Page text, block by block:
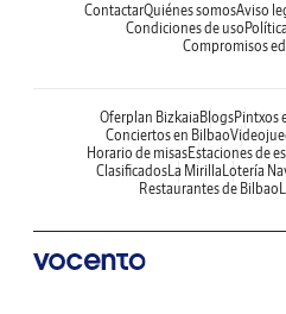
ContactarQuiénes somosAviso
Condiciones de uso
Compromisos
Oferplan Bizkaia BlogsPintxos
Conciertos en Bilbao
Horario de misasEstaciones de
ClasificadosLa Mirilla Lotería
Restaurantes de Bilbao